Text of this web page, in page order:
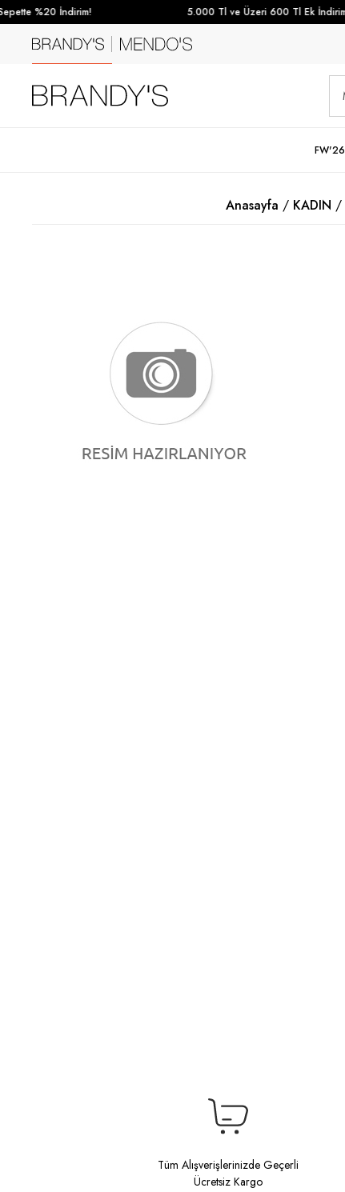
%20 İndirim! 5.000 Tl ve Üzeri 600 Tl Ek İndirim
FW'26
Anasayfa KADIN
Tüm Alışverişlerinizde Geçerli
Ücretsiz Kargo